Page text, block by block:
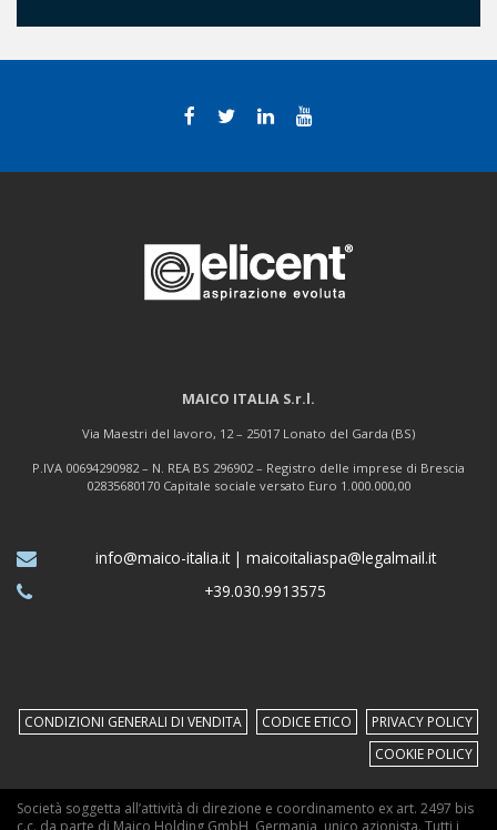
MAICO ITALIA S.r.l.
Via Maestri del lavoro, 12 – 25017 Lonato del Garda (BS)
P.IVA 00694290982 – N. REA BS 296902 – Registro delle imprese di Brescia
02835680170 Capitale sociale versato Euro 1.000.000,00
info@maico-italia.it| maicoitaliaspa@legalmail.it
+39.030.9913575
CONDIZIONI GENERALI DI VENDITA CODICE ETICO
PRIVACY POLICY
COOKIE POLICY
Società soggetta all’attività di direzione e coordinamento ex art. 2497 bis
c.c. da parte di Maico Holding GmbH, Germania, unico azionista. Tutti i